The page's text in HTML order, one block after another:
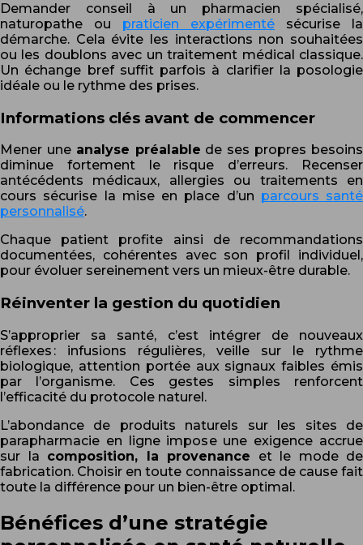
Demander conseil à un pharmacien spécialisé,
naturopathe ou praticien expérimenté sécurise la
démarche. Cela évite les interactions non souhaitées
ou les doublons avec un traitement médical classique.
Un échange bref suffit parfois à clarifier la posologie
idéale ou le rythme des prises.
Informations clés avant de commencer
Mener une analyse préalable de ses propres besoins
diminue fortement le risque d’erreurs. Recenser
antécédents médicaux, allergies ou traitements en
cours sécurise la mise en place d’un parcours santé
personnalisé.
Chaque patient profite ainsi de recommandations
documentées, cohérentes avec son profil individuel,
pour évoluer sereinement vers un mieux-être durable.
Réinventer la gestion du quotidien
S’approprier sa santé, c’est intégrer de nouveaux
réflexes : infusions régulières, veille sur le rythme
biologique, attention portée aux signaux faibles émis
par l’organisme. Ces gestes simples renforcent
l’efficacité du protocole naturel.
L’abondance de produits naturels sur les sites de
parapharmacie en ligne impose une exigence accrue
sur la composition, la provenance et le mode de
fabrication. Choisir en toute connaissance de cause fait
toute la différence pour un bien-être optimal.
Bénéfices d’une stratégie